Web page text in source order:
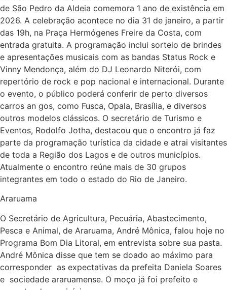
de São Pedro da Aldeia comemora 1 ano de existência em
2026. A celebração acontece no dia 31 de janeiro, a partir
das 19h, na Praça Hermógenes Freire da Costa, com
entrada gratuita. A programação inclui sorteio de brindes
e apresentações musicais com as bandas Status Rock e
Vinny Mendonça, além do DJ Leonardo Niterói, com
repertório de rock e pop nacional e internacional. Durante
o evento, o público poderá conferir de perto diversos
carros an gos, como Fusca, Opala, Brasília, e diversos
outros modelos clássicos. O secretário de Turismo e
Eventos, Rodolfo Jotha, destacou que o encontro já faz
parte da programação turística da cidade e atrai visitantes
de toda a Região dos Lagos e de outros municípios.
Atualmente o encontro reúne mais de 30 grupos
integrantes em todo o estado do Rio de Janeiro.
Araruama
O Secretário de Agricultura, Pecuária, Abastecimento,
Pesca e Animal, de Araruama, André Mônica, falou hoje no
Programa Bom Dia Litoral, em entrevista sobre sua pasta.
André Mônica disse que tem se doado ao máximo para
corresponder as expectativas da prefeita Daniela Soares
e sociedade araruamense. O moço já foi prefeito e